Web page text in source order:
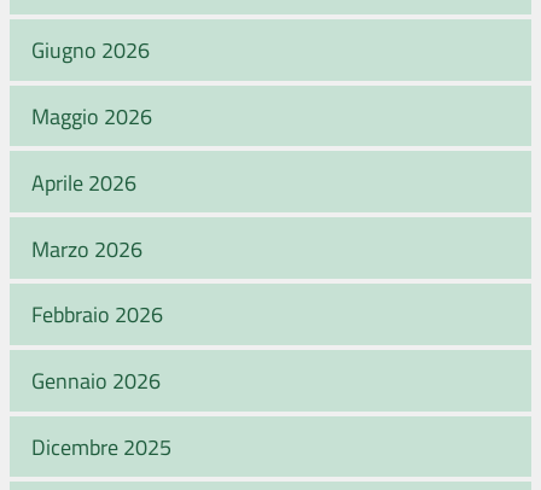
Giugno 2026
Maggio 2026
Aprile 2026
Marzo 2026
Febbraio 2026
Gennaio 2026
Dicembre 2025